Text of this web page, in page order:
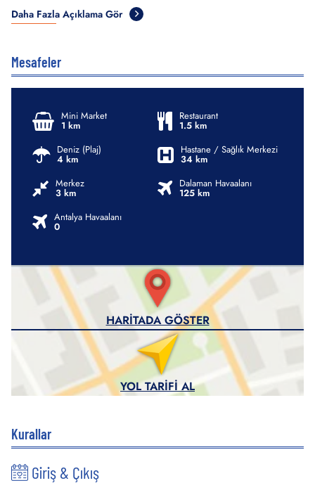
Daha Fazla Açıklama Gör
Mesafeler
Mini Market
1 km
Restaurant
1.5 km
Deniz (Plaj)
4 km
Hastane / Sağlık Merkezi
34 km
Merkez
3 km
Dalaman Havaalanı
125 km
Antalya Havaalanı
0
HARITADA GÖSTER
YOL TARIFI AL
Kurallar
Giriş & Çıkış